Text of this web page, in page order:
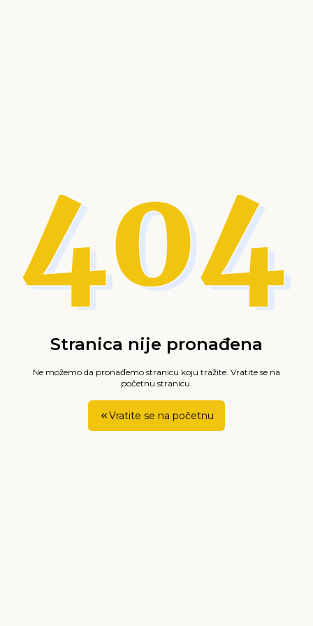
Stranica nije pronađena
Ne možemo da pronađemo stranicu koju tražite. Vratite se na
početnu stranicu.
Vratite se na početnu